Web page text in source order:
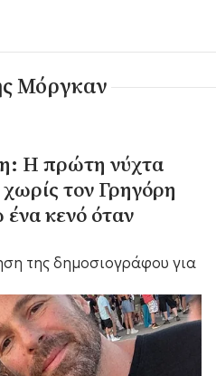
Μόργκαν
Η πρώτη νύχτα
τον Γρηγόρη
κενό όταν
της δημοσιογράφου για